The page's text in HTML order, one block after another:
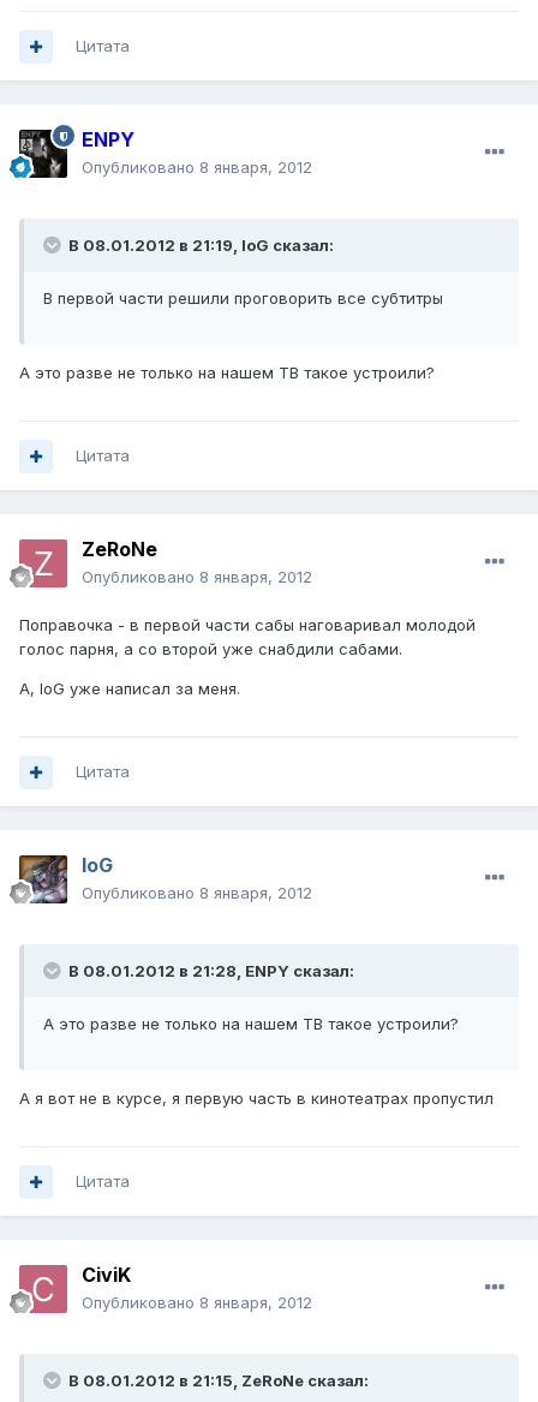
Цитата
ENPY
Опубликовано 8 января, 2012
В 08.01.2012 в 21:19, IoG сказал:
В первой части решили проговорить все субтитры
А это разве не только на нашем ТВ такое устроили?
Цитата
ZeRoNe
Опубликовано 8 января, 2012
Поправочка - в первой части сабы наговаривал молодой
голос парня, а со второй уже снабдили сабами.
А, IoG уже написал за меня.
Цитата
IoG
Опубликовано 8 января, 2012
В 08.01.2012 в 21:28, ENPY сказал:
А это разве не только на нашем ТВ такое устроили?
А я вот не в курсе, я первую часть в кинотеатрах пропустил
Цитата
CiviK
Опубликовано 8 января, 2012
В 08.01.2012 в 21:15, ZeRoNe сказал: